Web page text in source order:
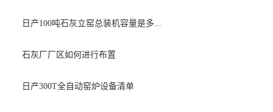
日产100吨石灰立窑总装机容量是多...
石灰厂厂区如何进行布置
日产300T全自动窑炉设备清单